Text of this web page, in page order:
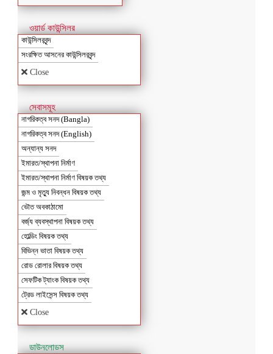
ওয়ার্ড কাউন্সিলর
কাউন্সিলরবৃন্দ
সংরক্ষিত আসনের কাউন্সিলরবৃন্দ
Close
সেবাসমূহ
নাগরিকত্ব সনদ (Bangla)
নাগরিকত্ব সনদ (English)
অন্যান্য সনদ
ইমারত/স্থাপনা নির্মাণ
ইমারত/স্থাপনা নির্মাণ বিষয়ক তথ্য
জন্ম ও মৃত্যু নিবন্ধন বিষয়ক তথ্য
ভৌত অবকাঠামো
বর্জ্য ব্যবস্থাপনা বিষয়ক তথ্য
হোল্ডিং বিষয়ক তথ্য
বিভিন্ন ভাতা বিষয়ক তথ্য
রোড রোলার বিষয়ক তথ্য
সেফটিক ট্যাংক বিষয়ক তথ্য
ট্রেড লাইসেন্স বিষয়ক তথ্য
Close
ডাউনলোডস